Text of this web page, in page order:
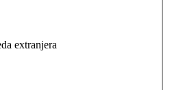
extranjera